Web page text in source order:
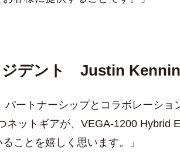
デント Justin
ートナーシップとコラボレーシ
ットギアが、VEGA-1200 Hybrid
ことを嬉しく思います。」